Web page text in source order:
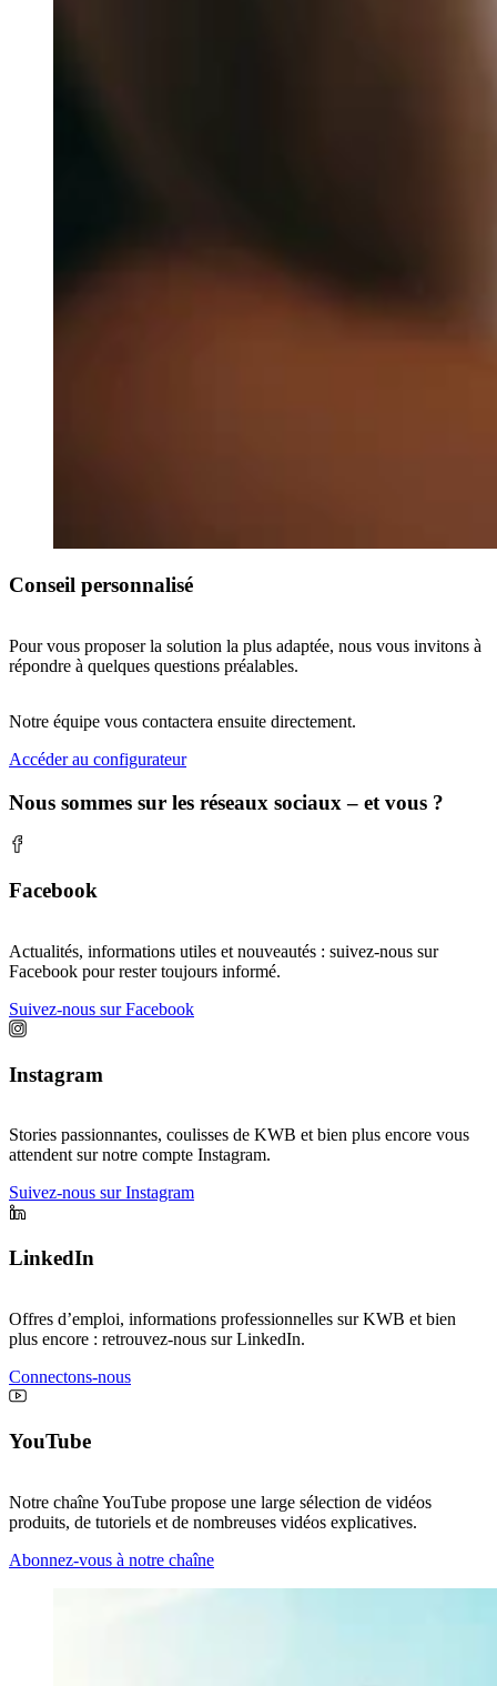
Conseil personnalisé
Pour vous proposer la solution la plus adaptée, nous vous invitons à
répondre à quelques questions préalables.
Notre équipe vous contactera ensuite directement.
Accéder au configurateur
Nous sommes sur les réseaux sociaux – et vous ?
Facebook
Actualités, informations utiles et nouveautés : suivez-nous sur
Facebook pour rester toujours informé.
Suivez-nous sur Facebook
Instagram
Stories passionnantes, coulisses de KWB et bien plus encore vous
attendent sur notre compte Instagram.
Suivez-nous sur Instagram
LinkedIn
Offres d’emploi, informations professionnelles sur KWB et bien
plus encore : retrouvez-nous sur LinkedIn.
Connectons-nous
YouTube
Notre chaîne YouTube propose une large sélection de vidéos
produits, de tutoriels et de nombreuses vidéos explicatives.
Abonnez-vous à notre chaîne